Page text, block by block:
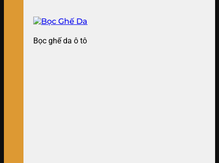
Bọc ghế da ô tô